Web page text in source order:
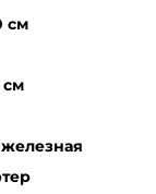
см
см